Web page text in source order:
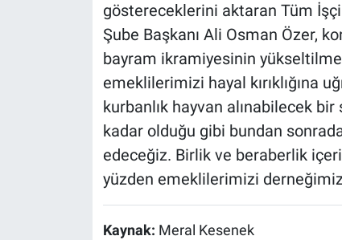
göstereceklerini aktaran Tüm
Şube Başkanı Ali Osman Özer,
bayram ikramiyesinin
emeklilerimizi hayal kırıklığına
kurbanlık hayvan alınabilecek bir
kadar olduğu gibi bundan
edeceğiz. Birlik ve beraberlik
yüzden emeklilerimizi derneğimiz
Kaynak: Meral Kesenek